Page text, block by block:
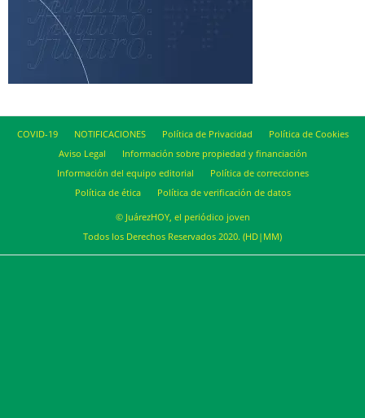
COVID-19 NOTIFICACIONES Política de Privacidad
Política de Cookies
Aviso Legal
Información sobre propiedad y financiación
Información del equipo editorial
Política de correcciones
Política de ética
Política de verificación de datos
© JuárezHOY, el periódico joven
Todos los Derechos Reservados 2020. (HD|MM)